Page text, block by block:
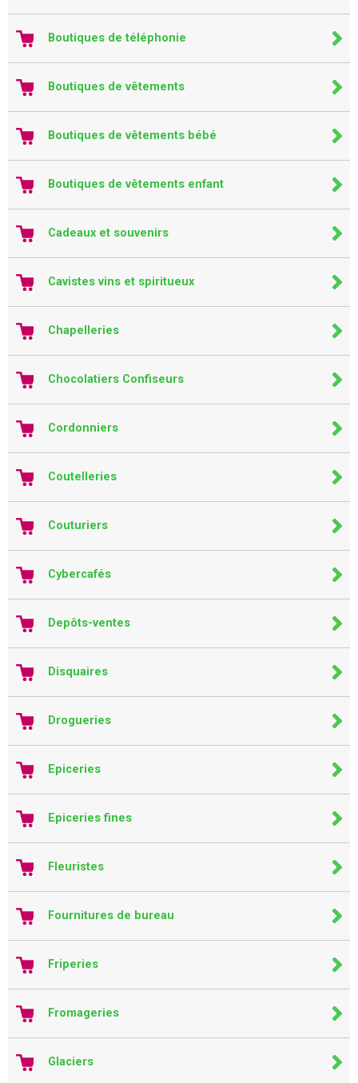
Boutiques de téléphonie
Boutiques de vêtements
Boutiques de vêtements bébé
Boutiques de vêtements enfant
Cadeaux et souvenirs
Cavistes vins et spiritueux
Chapelleries
Chocolatiers Confiseurs
Cordonniers
Coutelleries
Couturiers
Cybercafés
Depôts-ventes
Disquaires
Drogueries
Epiceries
Epiceries fines
Fleuristes
Fournitures de bureau
Friperies
Fromageries
Glaciers